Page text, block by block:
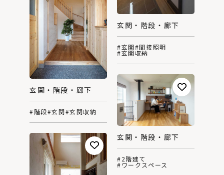
玄関・階段・廊下
#玄関#間接照明
#玄関収納
玄関・階段・廊下
#階段#玄関#玄関収納
玄関・階段・廊下
#2階建て
#ワークスペース